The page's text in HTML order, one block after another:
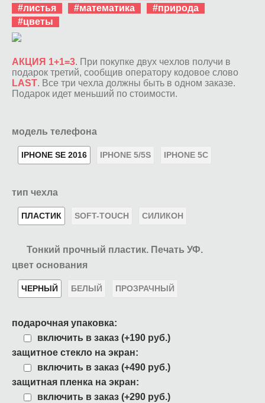
#листья
#математика
#природа
#цветы
АКЦИЯ 1+1=3. При покупке двух чехлов получи в
подарок третий, сообщив оператору кодовое слово
LAST. Все три чехла должны быть в одном заказе.
Подарок идет меньший по стоимости.
модель телефона
IPHONE SE 2016 IPHONE 5/5S IPHONE 5C
тип чехла
ПЛАСТИК SOFT-TOUCH СИЛИКОН
Тонкий прочный пластик. Печать УФ.
цвет основания
ЧЕРНЫЙ БЕЛЫЙ ПРОЗРАЧНЫЙ
подарочная упаковка:
включить в заказ (+190 руб.)
защитное стекло на экран:
включить в заказ (+490 руб.)
защитная пленка на экран:
включить в заказ (+290 руб.)